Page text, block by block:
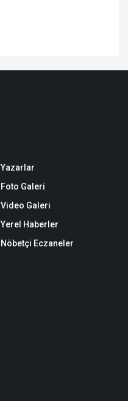
Yazarlar
Foto Galeri
Video Galeri
Yerel Haberler
Nöbetçi Eczaneler